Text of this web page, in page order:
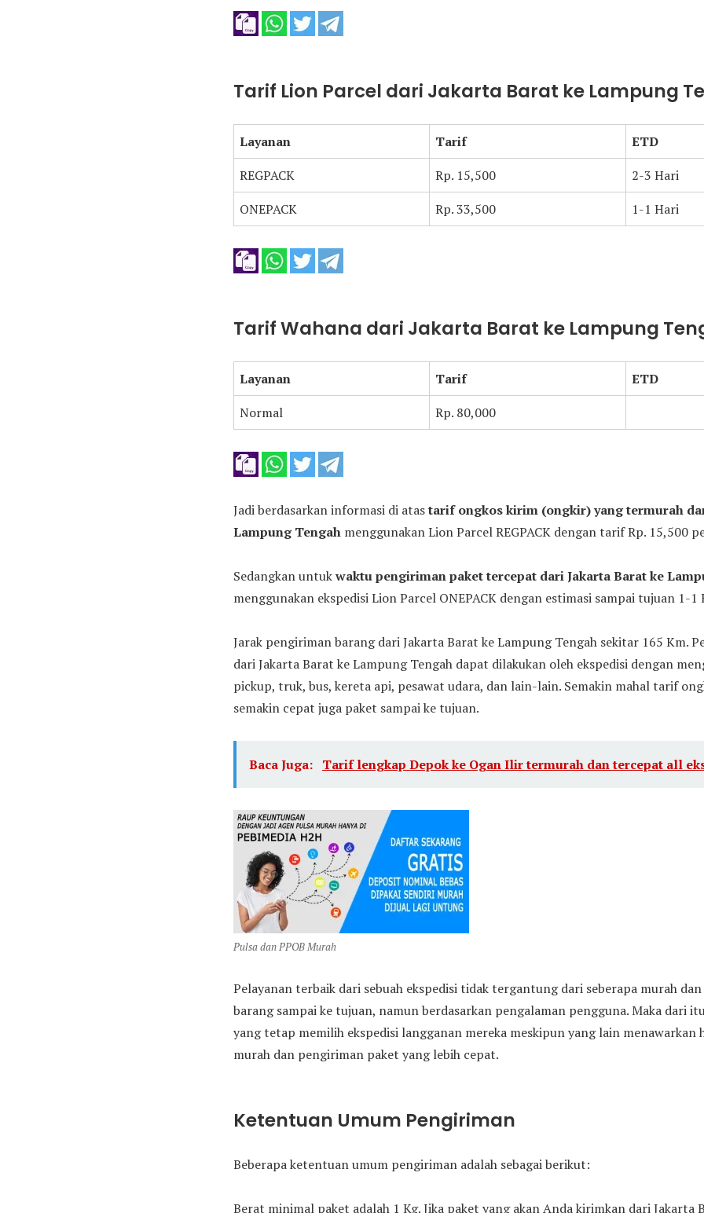
Tarif Lion Parcel dari Jakarta Barat ke Lampung
Layanan Tarif
ETD
REGPACK
Rp. 15,500
2-3 Hari
ONEPACK
Rp. 33,500 1-1 Hari
Tarif Wahana dari Jakarta Barat ke Lampung
Layanan Tarif
ETD
Normal
Rp. 80,000
Jadi berdasarkan informasi di atastarif ongkos kirim (ongkir) yang termurah
Lampung Tengah menggunakan Lion Parcel REGPACK dengan tarif Rp. 15,500
Sedangkan untukwaktu pengiriman paket tercepat dari Jakarta Barat ke
menggunakan ekspedisi Lion Parcel ONEPACK dengan estimasi sampai tujuan 1-1
Jarak pengiriman barang dari Jakarta Barat ke Lampung Tengah sekitar 165 Km.
dari Jakarta Barat ke Lampung Tengah dapat dilakukan oleh ekspedisi dengan
pickup, truk, bus, kereta api, pesawat udara, dan lain-lain. Semakin mahal tarif
semakin cepat juga paket sampai ke tujuan.
Baca Juga: Tarif lengkap Depok ke Ogan Ilir termurah dan tercepat all
Pulsa dan PPOB Murah
Pelayanan terbaik dari sebuah ekspedisi tidak tergantung dari seberapa murah
barang sampai ke tujuan, namun berdasarkan pengalaman pengguna. Maka dari
yang tetap memilih ekspedisi langganan mereka meskipun yang lain menawarkan
murah dan pengiriman paket yang lebih cepat.
Ketentuan Umum Pengiriman
Beberapa ketentuan umum pengiriman adalah sebagai berikut:
Berat minimal paket adalah 1 Kg. Jika paket yang akan Anda kirimkan dari Jakarta